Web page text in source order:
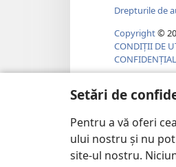
Setări de
Pentru a vă oferi
ului nostru și nu
site-ul nostru.
Drepturile de
Copyright©
CONDIȚII DE